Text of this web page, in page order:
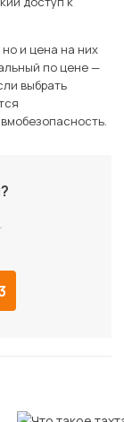
и цена на них
по цене —
выбрать